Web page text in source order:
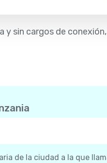
sin cargos de
de la ciudad a la que